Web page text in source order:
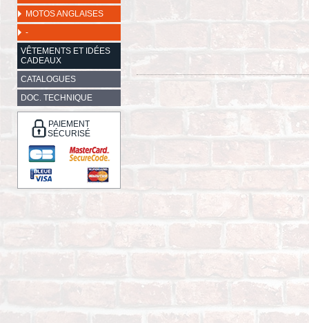
MOTOS ANGLAISES
-
VÊTEMENTS ET IDÉES
CADEAUX
CATALOGUES
DOC. TECHNIQUE
PAIEMENT
SÉCURISÉ